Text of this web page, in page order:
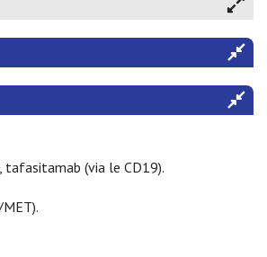
tafasitamab (via le CD19).